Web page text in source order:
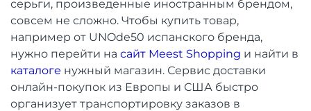
серьги, произведенные иностранным брендом,
совсем не сложно. Чтобы купить товар,
например от UNOde50 испанского бренда,
нужно перейти на сайт Meest Shopping и найти в
каталоге нужный магазин. Сервис доставки
онлайн-покупок из Европы и США быстро
организует транспортировку заказов в